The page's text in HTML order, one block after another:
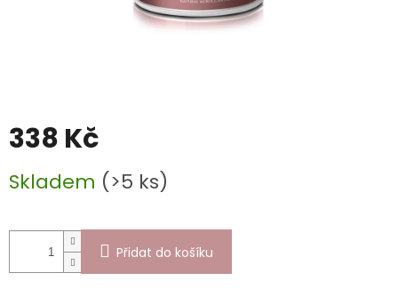
338 Kč
cena:
Skladem (>5 ks)
Přidat do košíku